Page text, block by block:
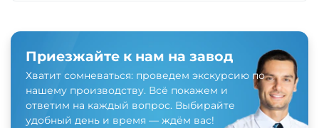
Приезжайте к нам на завод
Хватит сомневаться: проведем экскурсию по
нашему производству. Всё покажем и
ответим на каждый вопрос. Выбирайте
удобный день и время — ждём вас!